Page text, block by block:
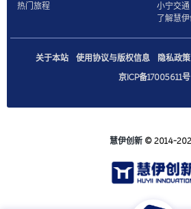
热门旅程
小宁交通
了解慧
关于本站 使用协议与版权信息 隐私政策
京ICP备17005611号
慧伊创新 © 2014-